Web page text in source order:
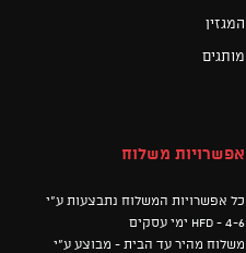
המגזין
מותגים
אפשרויות משלוח
כל אפשרויות המשלוח נתבצעות ע"י
HFD - 4-6 ימי עסקים
משלוח מהיר עד הבית - מבוצע ע"י